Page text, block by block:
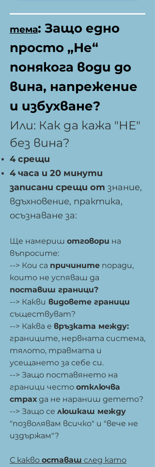
тема: Защо едно
просто „Не“
понякога води до
вина, напрежение
и избухване?
Или: Как да кажа "НЕ"
без вина?
4 срещи
4 часа и 20 минути
записани срещи от знание,
вдъхновение, практика,
осъзнаване за:
Ще намериш отговори на
въпросите:
--> Кои са причините поради,
които не успяваш да
поставиш граници?
--> Какви видовете граници
съществуват?
--> Каква е връзката между:
границите, нервната система,
тялото, травмата и
усещането за себе си.
--> Защо поставянето на
граници често отключва
страх да не нараниш детето?
--> Защо се люшкаш между
"позволявам всичко" и "вече не
издържам"?
С какво оставаш след като